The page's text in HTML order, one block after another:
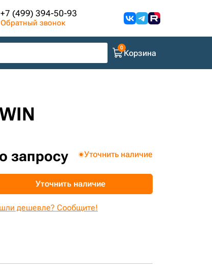
+7 (499) 394-50-93
Обратный звонок
Корзина
запросу Уточнить наличие
Уточнить наличие
дешевле? Сообщите!